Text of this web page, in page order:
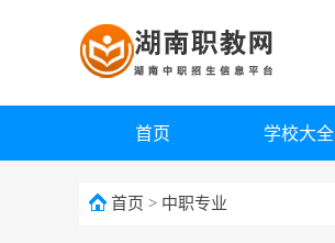
首页 学校大全
首页 > 中职专业